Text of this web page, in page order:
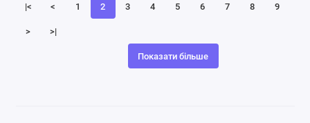
|< < 1 2 3 4 5 6 7 8 9
> >|
Показати більше